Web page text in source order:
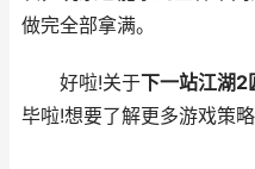
做完全部拿满。
好啦!关于下一站江湖2
毕啦!想要了解更多游戏策